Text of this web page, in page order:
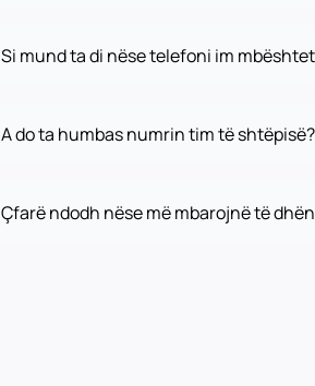
Si mund ta di nëse telefoni im
A do ta humbas numrin tim të shtëpisë?
Çfarë ndodh nëse më mbarojnë të